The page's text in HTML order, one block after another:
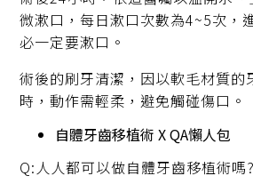
微漱口，每日漱口次數為4~5次，
必一定要漱口。
術後的刷牙清潔，因以軟毛材質的
時，動作需輕柔，避免觸碰傷口。
自體牙齒移植術 X QA懶人包
Q:人人都可以做自體牙齒移植術嗎?